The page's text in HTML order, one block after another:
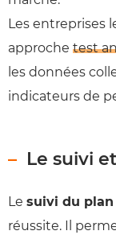
Les entreprises
approche test
les données
indicateurs de
Le suivi
Le suivi du plan
réussite. Il